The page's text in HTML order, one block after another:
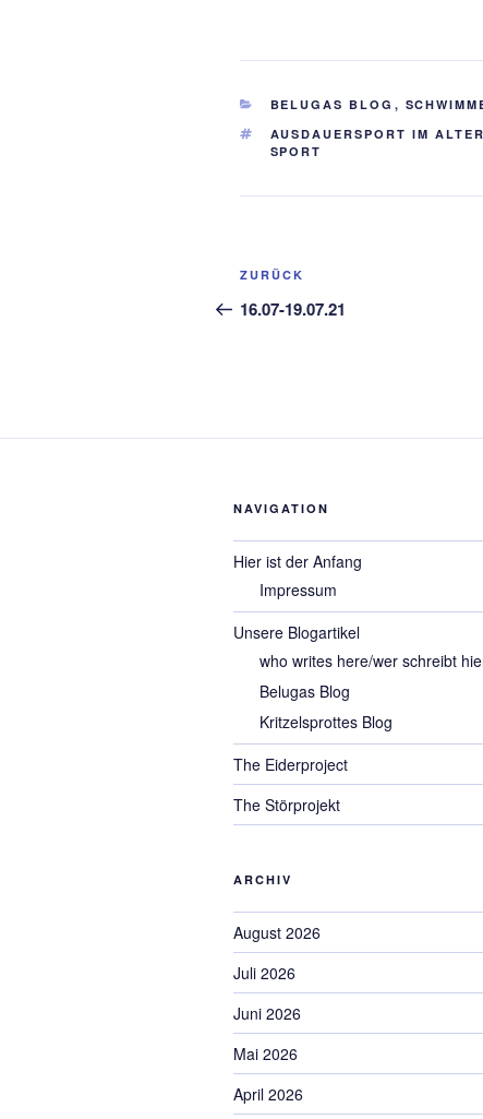
KATEGORIEN
BELUGAS BLOG ,
SCHLAGWÖRTER
AUSDAUERSPORT IM ALTER
SPORT
Beitragsnavigation
Vorheriger
Beitrag
ZURÜCK
16.07-19.07.21
NAVIGATION
Hier ist der Anfang
Impressum
Unsere Blogartikel
who writes here/wer schreibt
Belugas Blog
Kritzelsprottes Blog
The Eiderproject
The Störprojekt
ARCHIV
August 2026
Juli 2026
Juni 2026
Mai 2026
April 2026